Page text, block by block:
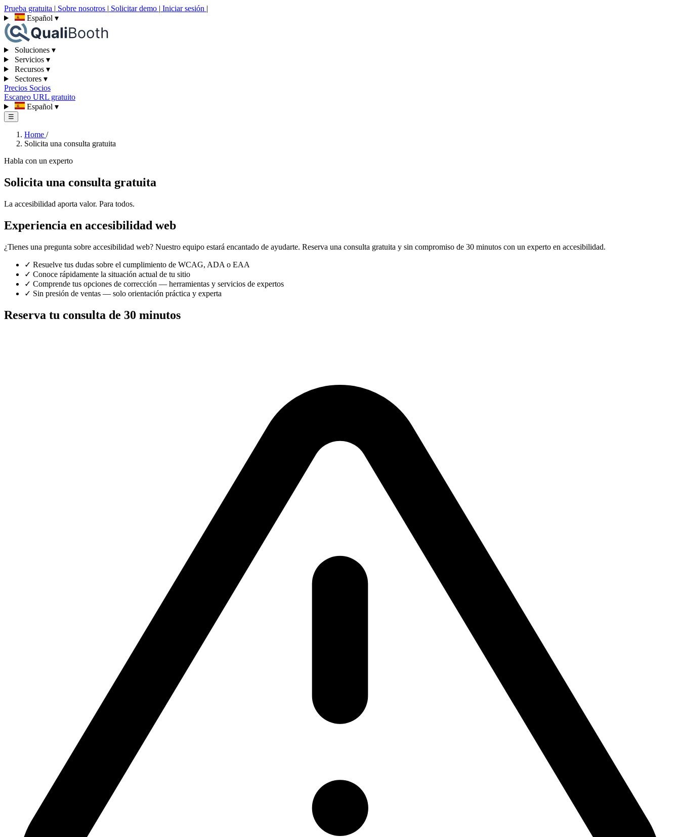
Prueba gratuita | Sobre nosotros | Solicitar demo | Iniciar sesión |
Español ▾
Soluciones ▾
Servicios ▾
Recursos ▾
Sectores ▾
Precios Socios
Escaneo URL gratuito
Español ▾
☰
Home /
Solicita una consulta gratuita
Habla con un experto
Solicita una consulta gratuita
La accesibilidad aporta valor. Para todos.
Experiencia en accesibilidad web
¿Tienes una pregunta sobre accesibilidad web? Nuestro equipo estará encantado de ayudarte. Reserva una consulta gratuita y sin compromiso de 30 minutos con un experto en accesibilidad.
✓ Resuelve tus dudas sobre el cumplimiento de WCAG, ADA o EAA
✓ Conoce rápidamente la situación actual de tu sitio
✓ Comprende tus opciones de corrección — herramientas y servicios de expertos
✓ Sin presión de ventas — solo orientación práctica y experta
Reserva tu consulta de 30 minutos